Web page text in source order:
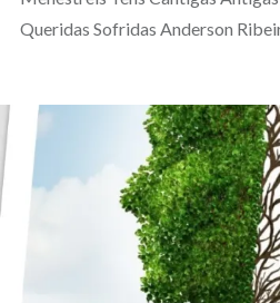
Queridas Sofridas Anderson